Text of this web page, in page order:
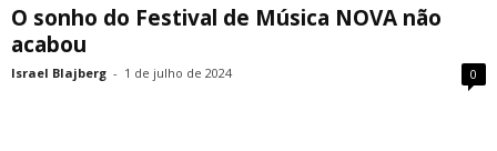
O sonho do Festival de Música NOVA não
acabou
Israel Blajberg - 1 de julho de 2024 0